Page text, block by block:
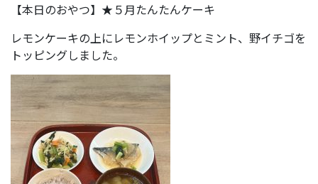
【本日のおやつ】★５月たんたんケーキ
レモンケーキの上にレモンホイップとミント、野イチゴを
トッピングしました。